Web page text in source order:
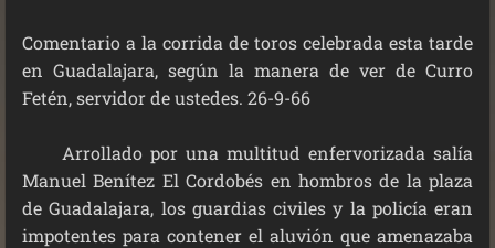
Comentario a la corrida de toros celebrada esta tarde
en Guadalajara, según la manera de ver de Curro
Fetén, servidor de ustedes. 26-9-66
Arrollado por una multitud enfervorizada salía
Manuel Benítez El Cordobés en hombros de la plaza
de Guadalajara, los guardias civiles y la policía eran
impotentes para contener el aluvión que amenazaba